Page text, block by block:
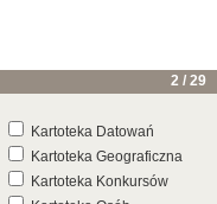
2 / 29
Kartoteka Datowań
Kartoteka Geograficzna
Kartoteka Konkursów